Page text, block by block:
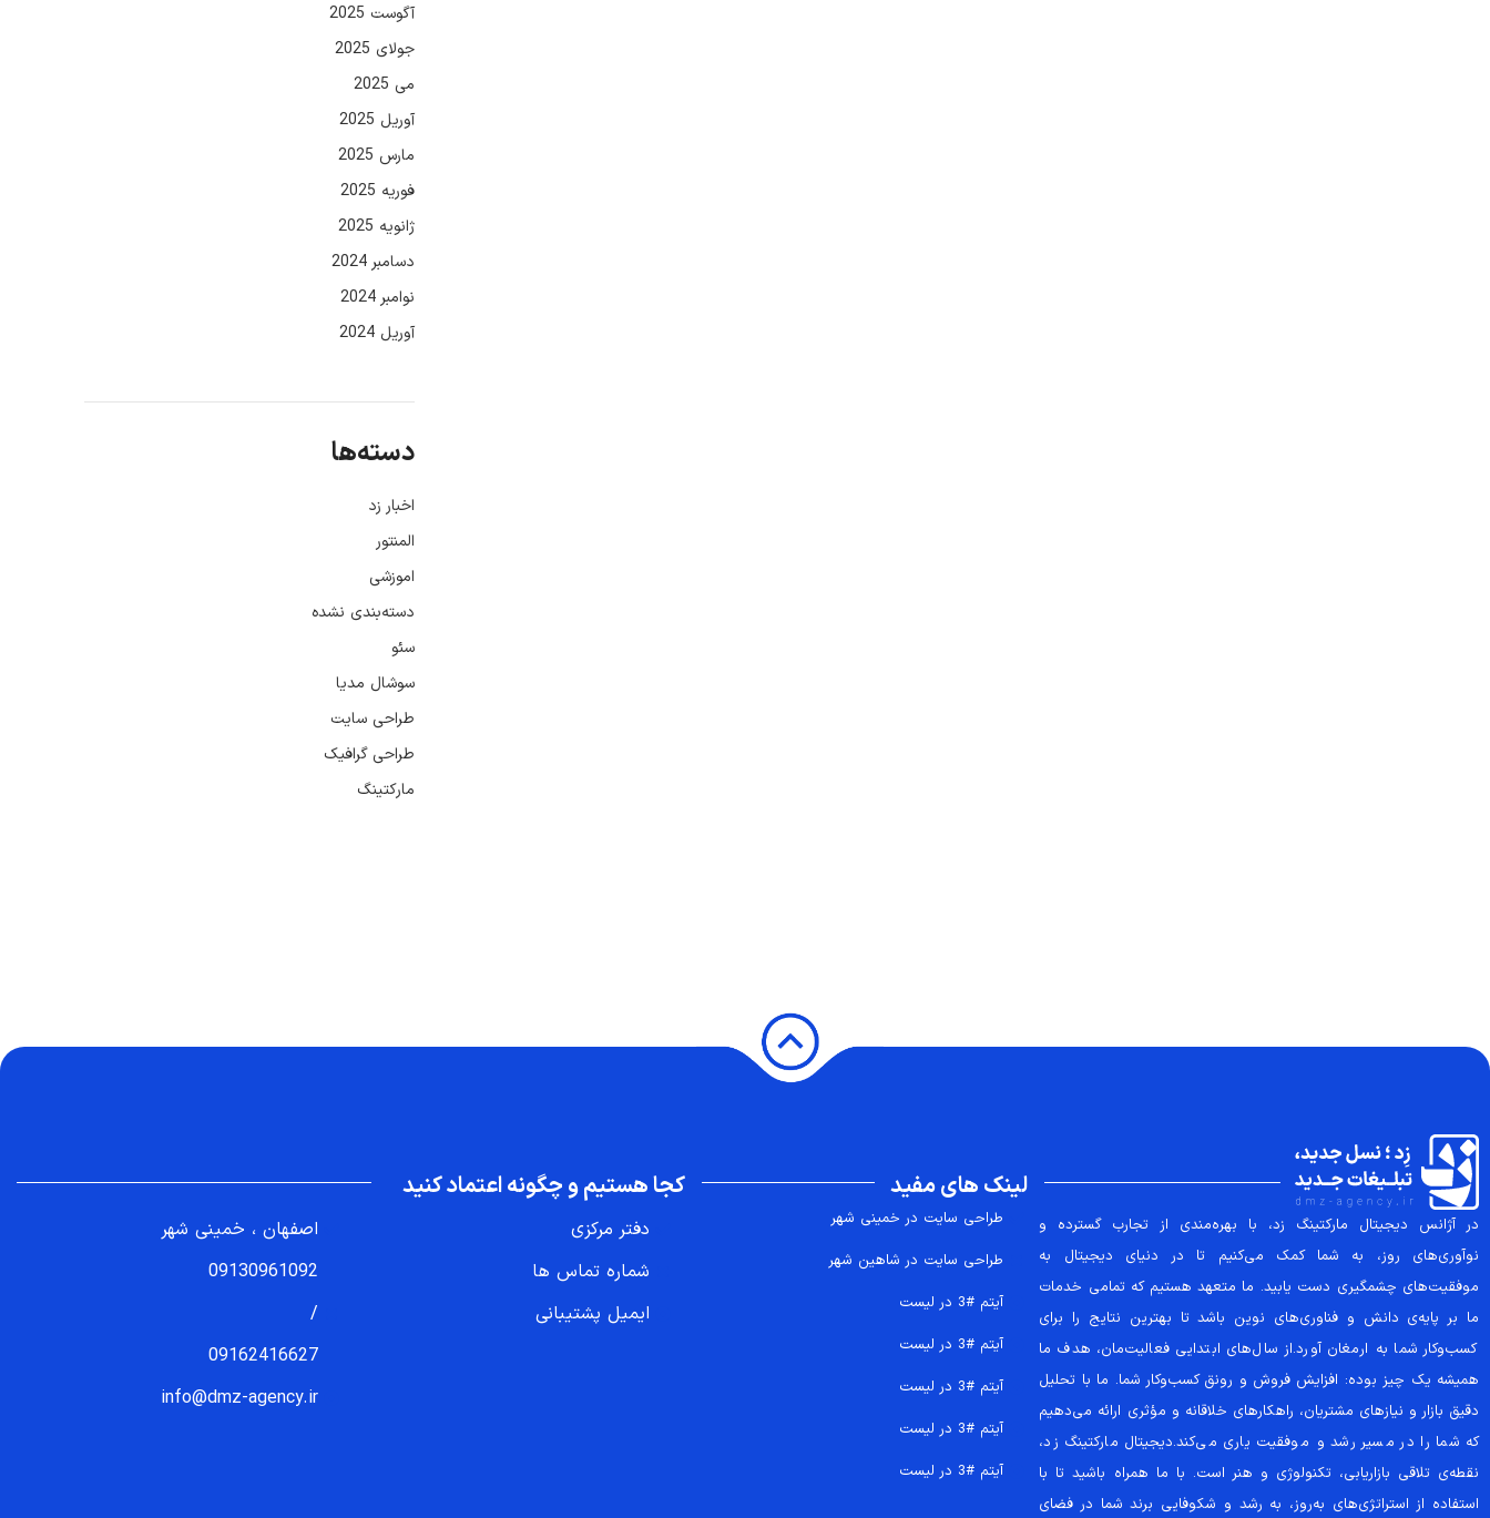
آگوست 2025
جولای 2025
می 2025
آوریل 2025
مارس 2025
فوریه 2025
ژانویه 2025
دسامبر 2024
نوامبر 2024
آوریل 2024
دسته‌ها
اخبار زد
المنتور
اموزشی
دسته‌بندی نشده
سئو
سوشال مدیا
طراحی سایت
طراحی گرافیک
مارکتینگ
در آژانس دیجیتال مارکتینگ زد، با بهره‌مندی از تجارب گسترده و
نوآوری‌های روز، به شما کمک می‌کنیم تا در دنیای دیجیتال به
موفقیت‌های چشمگیری دست یابید. ما متعهد هستیم که تمامی خدمات
ما بر پایه‌ی دانش و فناوری‌های نوین باشد تا بهترین نتایج را برای
کسب‌وکار شما به ارمغان آورد.از سال‌های ابتدایی فعالیت‌مان، هدف ما
همیشه یک چیز بوده: افزایش فروش و رونق کسب‌وکار شما. ما با تحلیل
دقیق بازار و نیازهای مشتریان، راهکارهای خلاقانه و مؤثری ارائه می‌دهیم
که شما را در مسیر رشد و موفقیت یاری می‌کند.دیجیتال مارکتینگ زد،
نقطه‌ی تلاقی بازاریابی، تکنولوژی و هنر است. با ما همراه باشید تا با
استفاده از استراتژی‌های به‌روز، به رشد و شکوفایی برند شما در فضای
لینک های مفید
طراحی سایت در خمینی شهر
طراحی سایت در شاهین شهر
آیتم #3 در لیست
آیتم #3 در لیست
آیتم #3 در لیست
آیتم #3 در لیست
آیتم #3 در لیست
کجا هستیم و چگونه اعتماد کنید
دفتر مرکزی
شماره تماس ها
ایمیل پشتیبانی
اصفهان ، خمینی شهر
09130961092
/
09162416627
info@dmz-agency.ir